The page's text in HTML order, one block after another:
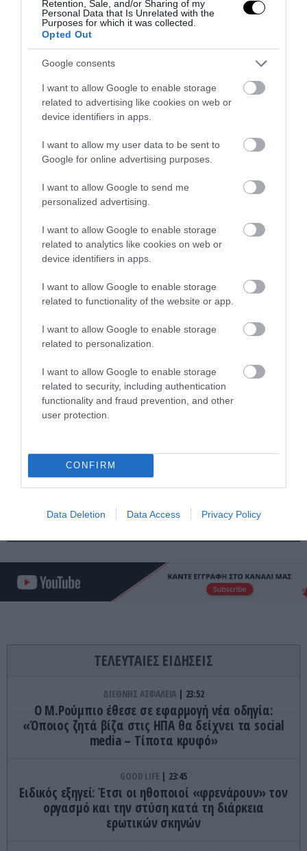
Retention, Sale, and/or Sharing of my
Personal Data that Is Unrelated with the
Purposes for which it was collected.
Opted Out
Google consents
I want to allow Google to enable storage
related to advertising like cookies on web or
device identifiers in apps.
I want to allow my user data to be sent to
Google for online advertising purposes.
I want to allow Google to send me
personalized advertising.
I want to allow Google to enable storage
related to analytics like cookies on web or
device identifiers in apps.
I want to allow Google to enable storage
related to functionality of the website or app.
I want to allow Google to enable storage
related to personalization.
I want to allow Google to enable storage
related to security, including authentication
functionality and fraud prevention, and other
user protection.
CONFIRM
Data Deletion Data Access Privacy Policy
PRONEWS.GR /ΒΑΛΚΑΝΙΑ
Βίντεο: Κρουαζιερόπλοιο «βάλτωσε»
στην βουλγαρική πλευρά του Δούναβη
εξαιτίας της χαμηλής στάθμης του νερού
28.07.2026 | 20:32
PRONEWS.GR /ΒΑΛΚΑΝΙΑ
Βεβήλωσαν χριστιανικά ιερά και
γνωστό άγαλμα της Παναγίας – Δείτε
βίντεο
ΤΕΛΕΥΤΑΙΕΣ ΕΙΔΗΣΕΙΣ
ΔΙΕΘΝΗΣ ΑΣΦΑΛΕΙΑ 23:52
Ο Μ.Ρούμπιο έθεσε σε εφαρμογή νέα οδηγία:
«Όποιος ζητά βίζα στις ΗΠΑ θα δείχνει τα social
media – Τίποτα κρυφό»
GOOD LIFE 23:45
Ειδικός εξηγεί: Έτσι οι ηθοποιοί «φρενάρουν» τον
οργασμό και την στύση κατά τη διάρκεια
ερωτικών σκηνών